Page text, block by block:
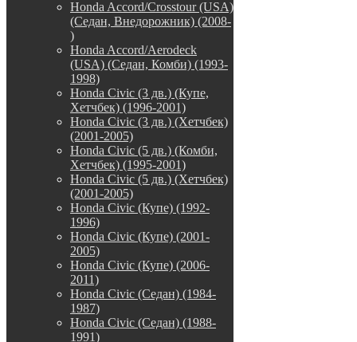
Honda Accord/Crosstour (USA)
(Седан, Внедорожник) (2008-
)
Honda Accord/Аerodeck
(USA) (Седан, Комби) (1993-
1998)
Honda Civic (3 дв.) (Купе,
Хетчбек) (1996-2001)
Honda Civic (3 дв.) (Хетчбек)
(2001-2005)
Honda Civic (5 дв.) (Комби,
Хетчбек) (1995-2001)
Honda Civic (5 дв.) (Хетчбек)
(2001-2005)
Honda Civic (Купе) (1992-
1996)
Honda Civic (Купе) (2001-
2005)
Honda Civic (Купе) (2006-
2011)
Honda Civic (Седан) (1984-
1987)
Honda Civic (Седан) (1988-
1991)